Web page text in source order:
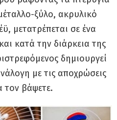
ξύλο, ακρυλικό
μετατρέπεται σε ένα
κατά την διάρκεια της
δημιουργεί
με τις αποχρώσεις
τον βάψετε.